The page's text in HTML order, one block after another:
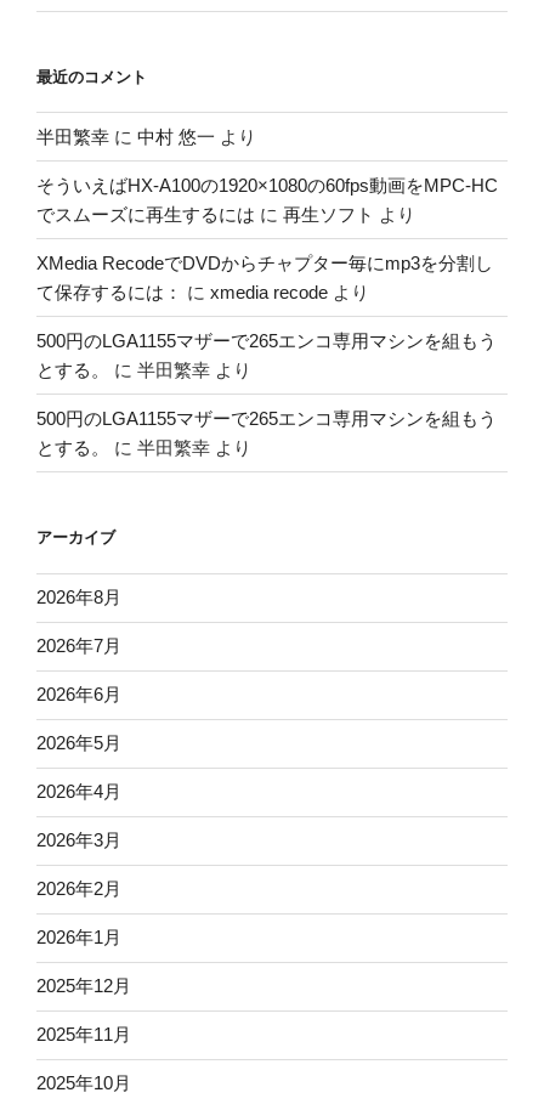
最近のコメント
半田繁幸 に 中村 悠一 より
そういえばHX-A100の1920×1080の60fps動画をMPC-HC
でスムーズに再生するには に 再生ソフト より
XMedia RecodeでDVDからチャプター毎にmp3を分割し
て保存するには：
に xmedia recode より
500円のLGA1155マザーで265エンコ専用マシンを組もう
とする。
に 半田繁幸 より
500円のLGA1155マザーで265エンコ専用マシンを組もう
とする。
に 半田繁幸 より
アーカイブ
2026年8月
2026年7月
2026年6月
2026年5月
2026年4月
2026年3月
2026年2月
2026年1月
2025年12月
2025年11月
2025年10月